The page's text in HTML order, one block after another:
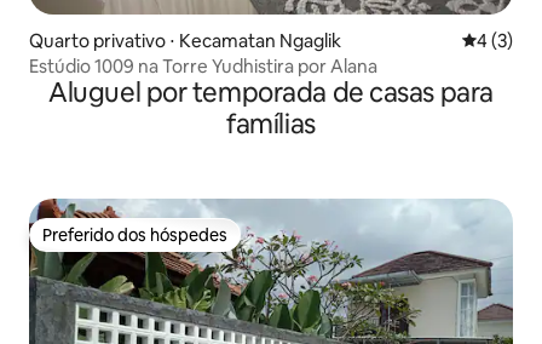
Quarto privativo ⋅ Kecamatan Ngaglik 4 de
4 (3)
Estúdio 1009 na Torre Yudhistira por Alana
Aluguel por temporada de casas para
famílias
Preferido dos hóspedes
Preferido dos hóspedes